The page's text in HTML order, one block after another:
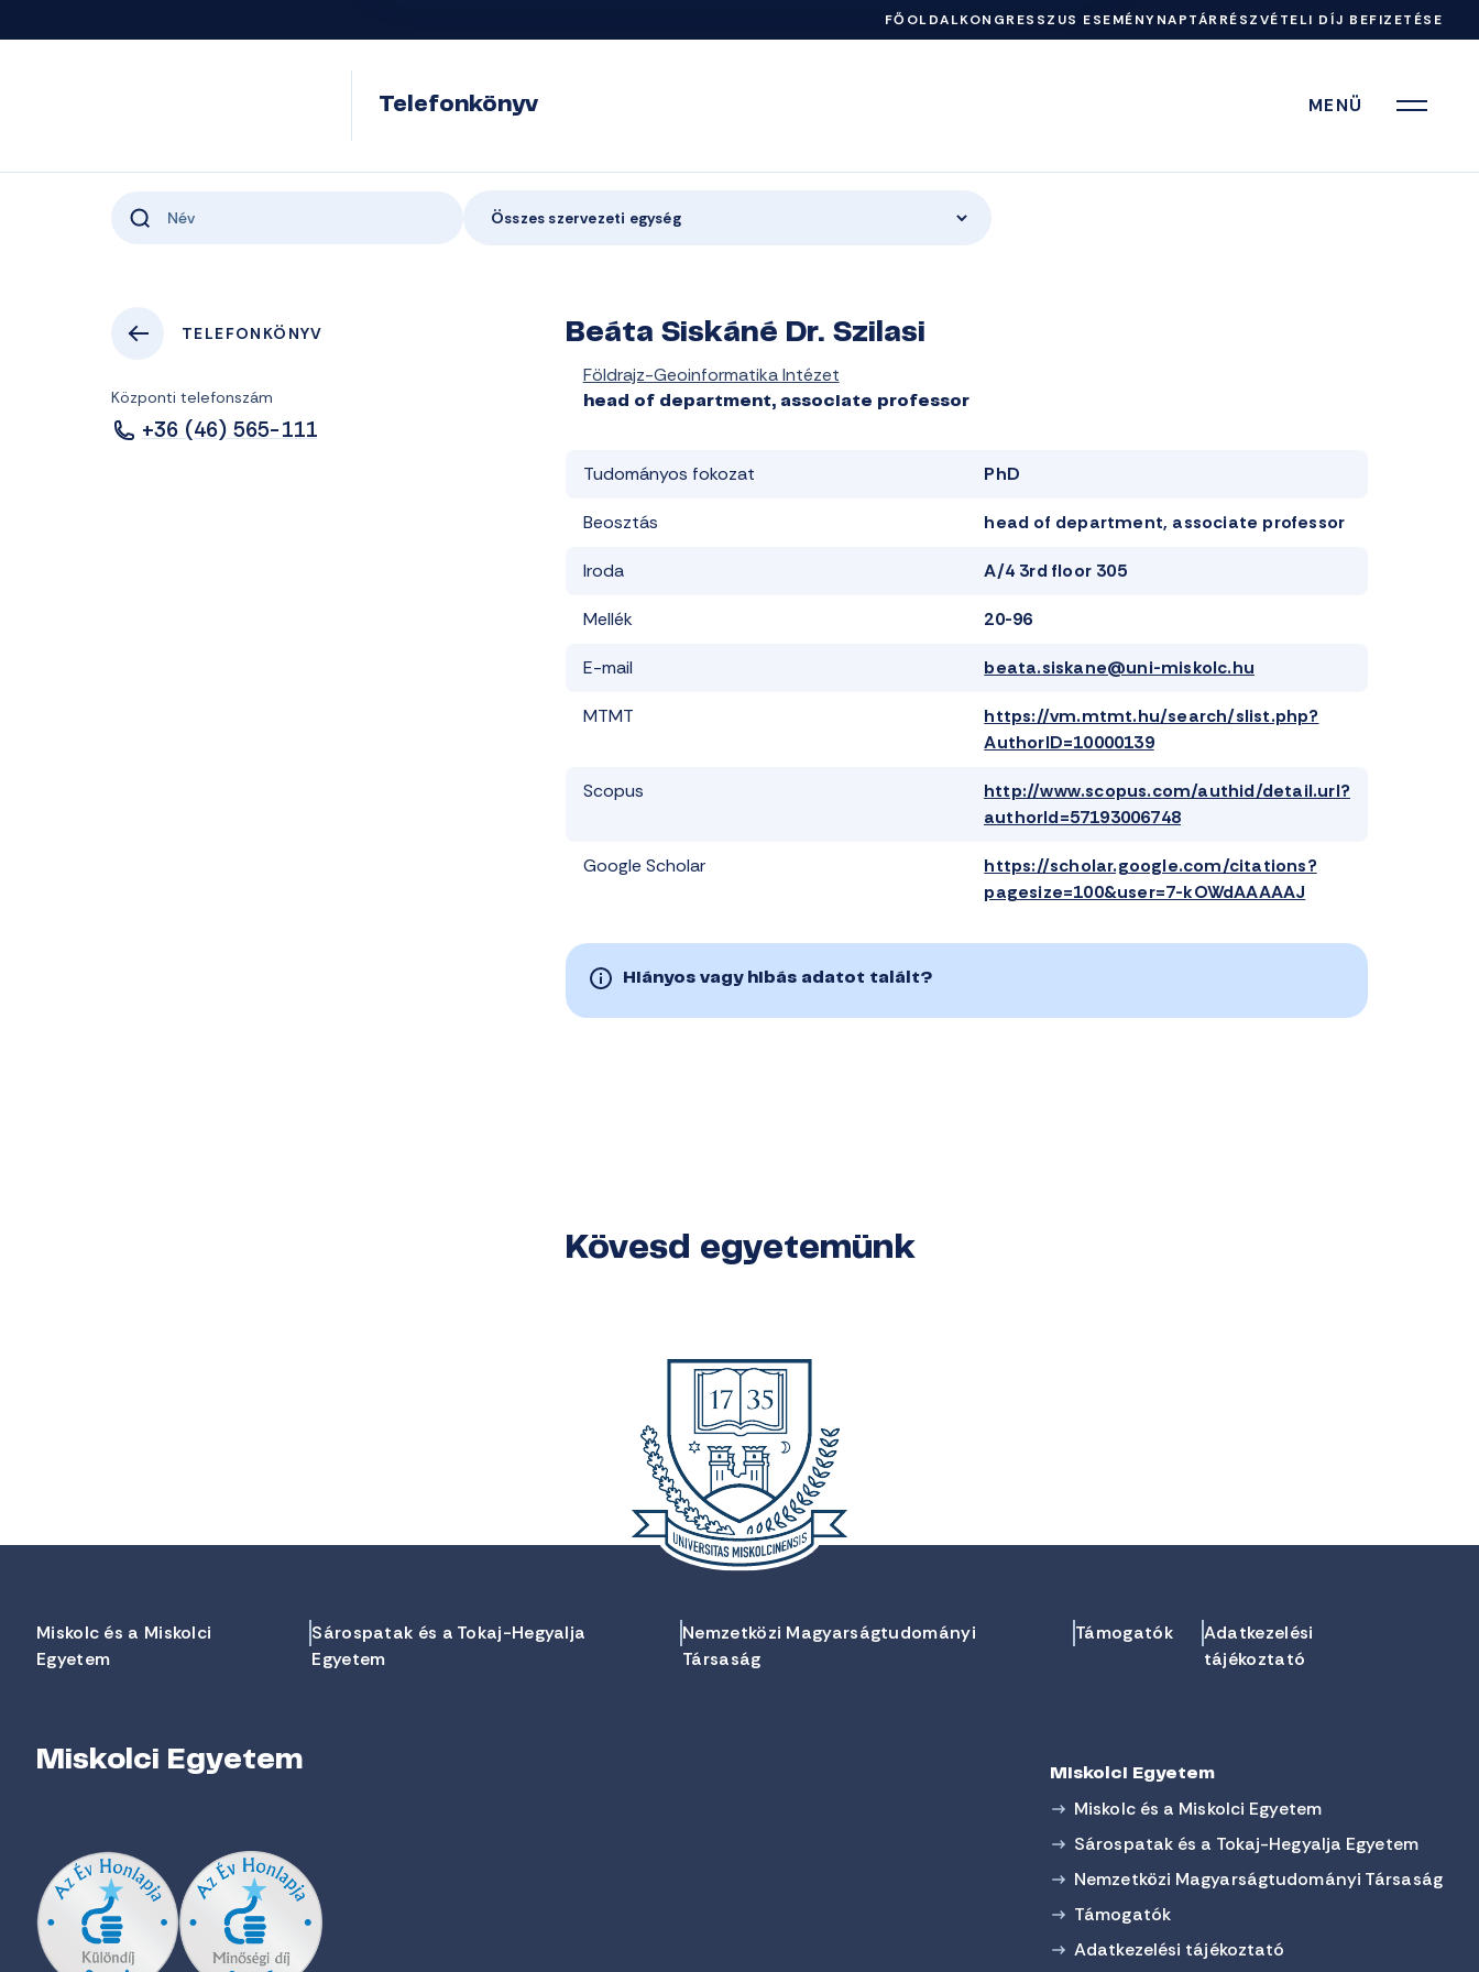
FŐOLDALKONGRESSZUS ESEMÉNYNAPTÁRRÉSZVÉTELI DÍJ BEFIZETÉSE
Telefonkönyv MENÜ
Összes szervezeti egység
TELEFONKÖNYV
Központi telefonszám
+36 (46) 565-111
Beáta Siskáné Dr. Szilasi
Földrajz-Geoinformatika Intézet
head of department, associate professor
Tudományos fokozat PhD
Beosztás head of department, associate professor
Iroda A/4 3rd floor 305
Mellék 20-96
E-mail beata.siskane@uni-miskolc.hu
MTMT
https://vm.mtmt.hu/search/slist.php?
AuthorID=10000139
Scopus
http://www.scopus.com/authid/detail.url?
authorId=57193006748
Google Scholar
https://scholar.google.com/citations?
pagesize=100&user=7-kOWdAAAAAJ
Hiányos vagy hibás adatot talált?
Kövesd egyetemünk
Miskolc és a Miskolci
Egyetem
Sárospatak és a Tokaj-Hegyalja
Egyetem
Nemzetközi Magyarságtudományi
Társaság
Támogatók
Adatkezelési
tájékoztató
Miskolci Egyetem Miskolci Egyetem
Miskolc és a Miskolci Egyetem
Sárospatak és a Tokaj-Hegyalja Egyetem
Nemzetközi Magyarságtudományi Társaság
Támogatók
Adatkezelési tájékoztató